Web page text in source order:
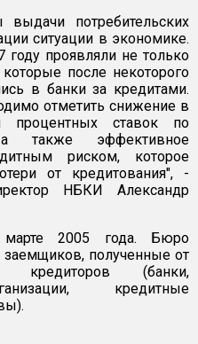
потребительских
ситуации в экономике.
году проявляли не только
после некоторого
в банки за кредитами.
отметить снижение в
процентных ставок по
также эффективное
риском, которое
от кредитования", -
НБКИ Александр
2005 года. Бюро
полученные от
(банки,
кредитные